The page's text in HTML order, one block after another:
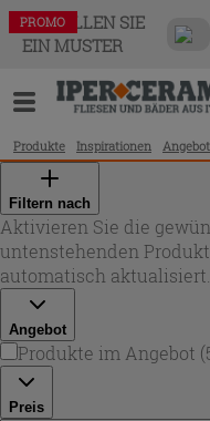
BESTELLEN SIE
EIN MUSTER
Produkte Inspirationen
Filtern nach
Aktivieren Sie die
untenstehenden
automatisch aktualisiert.
Angebot
Produkte im Angebot (
Preis
PROMO
PROMO
PROMO
PROMO
PROMO